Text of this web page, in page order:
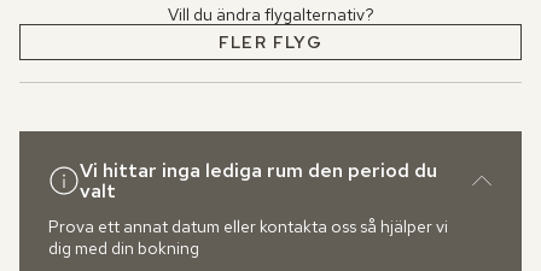
Vill du ändra flygalternativ?
FLER FLYG
Vi hittar inga lediga rum den period du
valt
Prova ett annat datum eller kontakta oss så hjälper vi
dig med din bokning